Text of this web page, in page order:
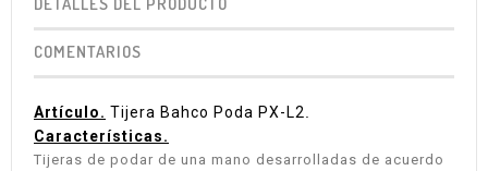
COMENTARIOS
Artículo. Tijera Bahco Poda PX-L2
Características.
Tijeras de podar de una mano desarrolladas de acuerdo